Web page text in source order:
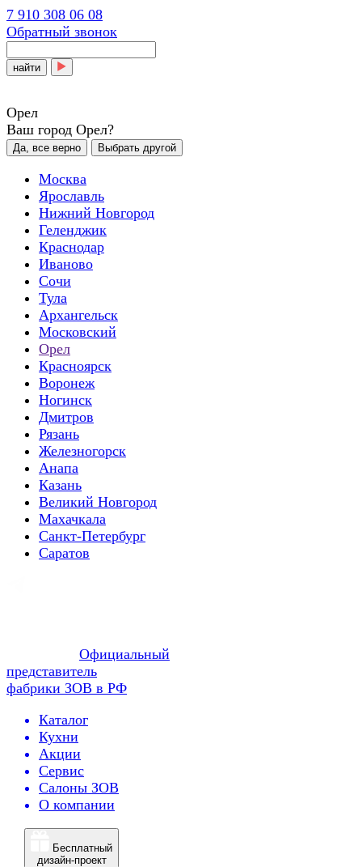
7 910 308 06 08
Обратный звонок
найти
Орел
Ваш город Орел?
Да, все верно Выбрать другой
Москва
Ярославль
Нижний Новгород
Геленджик
Краснодар
Иваново
Сочи
Тула
Архангельск
Московский
Орел
Красноярск
Воронеж
Ногинск
Дмитров
Рязань
Железногорск
Анапа
Казань
Великий Новгород
Махачкала
Санкт-Петербург
Саратов
Официальный
представитель
фабрики ЗОВ в РФ
Каталог
Кухни
Акции
Сервис
Салоны ЗОВ
О компании
Бесплатный
дизайн-проект